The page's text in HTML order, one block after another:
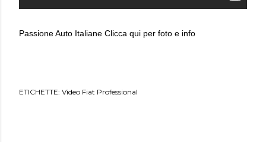
Passione Auto Italiane Clicca qui per foto e info
ETICHETTE: Video Fiat Professional